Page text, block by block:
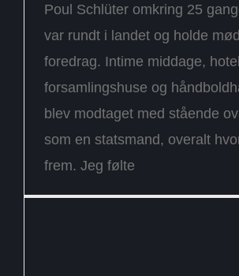
Poul Schlüter omkring 25
var rundt i landet og holde
foredrag. Intime middage,
forsamlingshuse og
blev modtaget med stående
som en statsmand, overalt
frem. Jeg følte